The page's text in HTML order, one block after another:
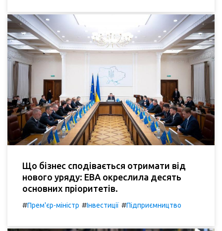
Що бізнес сподівається отримати від
нового уряду: ЕВА окреслила десять
основних пріоритетів.
#Прем'єр-міністр #Інвестиції #Підприємництво